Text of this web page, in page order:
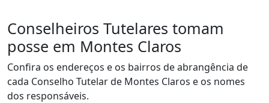
Conselheiros Tutelares tomam
posse em Montes Claros
Confira os endereços e os bairros de abrangência de
cada Conselho Tutelar de Montes Claros e os nomes
dos responsáveis.